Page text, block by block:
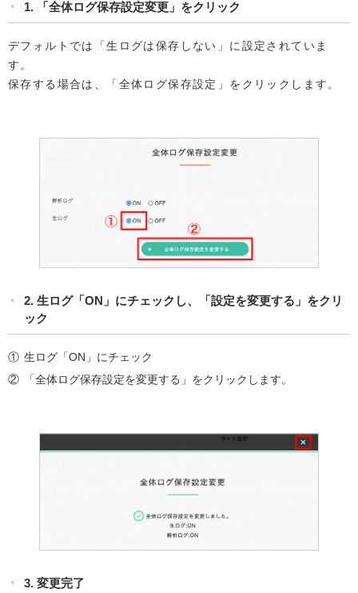
1. 「全体ログ保存設定変更」をクリック
デフォルトでは「生ログは保存しない」に設定されていま
す。
保存する場合は、「全体ログ保存設定」をクリックします。
2. 生ログ「ON」にチェックし、「設定を変更する」をクリ
ック
生ログ「ON」にチェック
「全体ログ保存設定を変更する」をクリックします。
3. 変更完了